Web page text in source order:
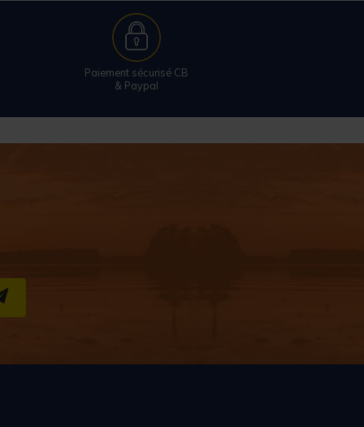
Paiement sécurisé CB
& Paypal
S''INSCRIRE